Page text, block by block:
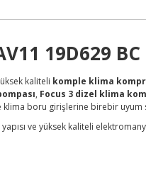
19D629 BC
kaliteli komple klima
, Focus 3 dizel klima
klima boru girişlerine birebir uyum
ve yüksek kaliteli